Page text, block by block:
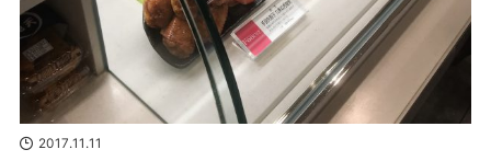
2017.11.11